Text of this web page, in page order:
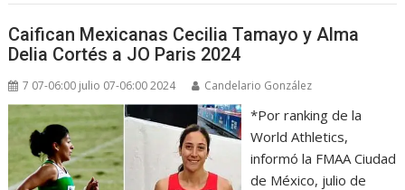
Caifican Mexicanas Cecilia Tamayo y Alma
Delia Cortés a JO Paris 2024
7 07-06:00 julio 07-06:00 2024 Candelario González
*Por ranking de la
World Athletics,
informó la FMAA Ciudad
de México, julio de